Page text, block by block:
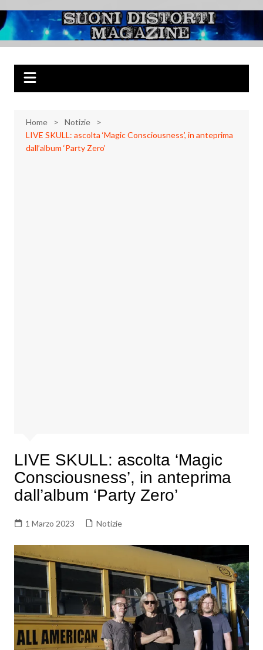
al
contenuto
Suoni Distorti
Magazine
Musica Rock, Metal, Punk e varie sonorità alternative
Home
Notizie
LIVE SKULL: ascolta ‘Magic Consciousness’, in anteprima
dall’album ‘Party Zero’
LIVE SKULL: ascolta ‘Magic
Consciousness’, in anteprima
dall’album ‘Party Zero’
1 Marzo 2023 Notizie